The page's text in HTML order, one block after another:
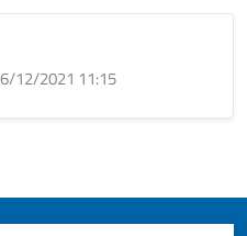
12/2021 11:15